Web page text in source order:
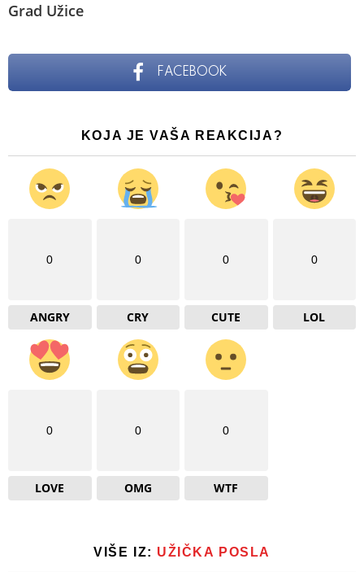
Grad Užice
FACEBOOK
KOJA JE VAŠA REAKCIJA?
0
ANGRY
0
CRY
0
CUTE
0
LOL
0
LOVE
0
OMG
0
WTF
VIŠE IZ: UŽIČKA POSLA